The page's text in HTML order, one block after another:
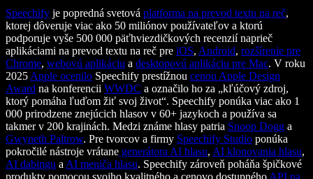
Speechify je popredná svetová platforma na prevod textu na reč,
ktorej dôveruje viac ako 50 miliónov používateľov a ktorú
podporuje vyše 500 000 päťhviezdičkových recenzií naprieč
aplikáciami na prevod textu na reč pre iOS, Android, rozšírenie pre
Chrome, webovú aplikáciu a desktopovú aplikáciu pre Mac. V roku
2025Apple ocenilo Speechify prestížnou cenou Apple Design
Award na konferencii WWDC a označilo ho za „kľúčový zdroj,
ktorý pomáha ľuďom žiť svoj život“. Speechify ponúka viac ako 1
000 prirodzene znejúcich hlasov v 60+ jazykoch a používa sa
takmer v 200 krajinách. Medzi známe hlasy patria Snoop Dogg a
Gwyneth Paltrow. Pre tvorcov a firmy Speechify Studio ponúka
pokročilé nástroje vrátane generátora AI hlasu, AI klonovania hlasu,
AI dabingu aAI meniča hlasu. Speechify zároveň poháňa špičkové